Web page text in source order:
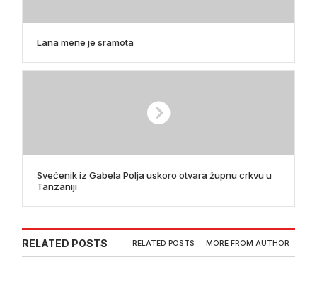
Lana mene je sramota
Svećenik iz Gabela Polja uskoro otvara župnu crkvu u
Tanzaniji
RELATED POSTS RELATED POSTS MORE FROM AUTHOR